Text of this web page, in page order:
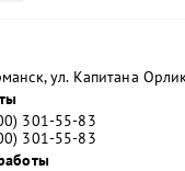
ул. Капитана
301-55-83
301-55-83